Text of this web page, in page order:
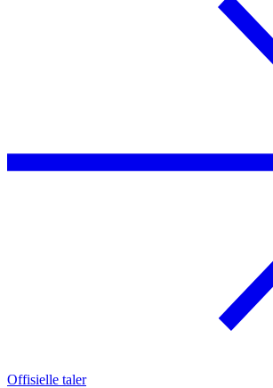
Offisielle taler